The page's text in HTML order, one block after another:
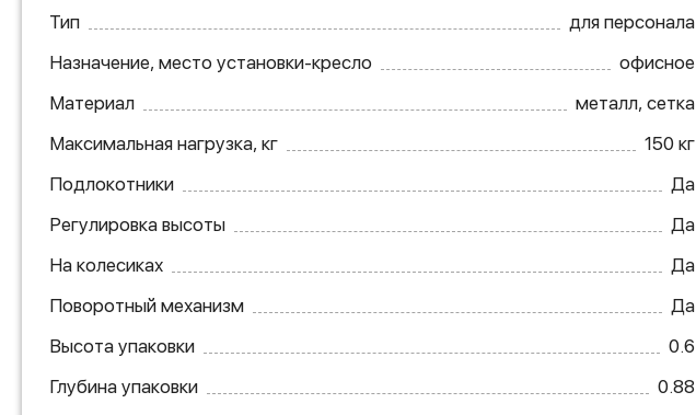
Тип
для персонала
Назначение, место установки-кресло
офисное
Материал
металл, сетка
Максимальная нагрузка, кг
150 кг
Подлокотники
Да
Регулировка высоты
Да
На колесиках
Да
Поворотный механизм
Да
Высота упаковки
0.6
Глубина упаковки
0.88